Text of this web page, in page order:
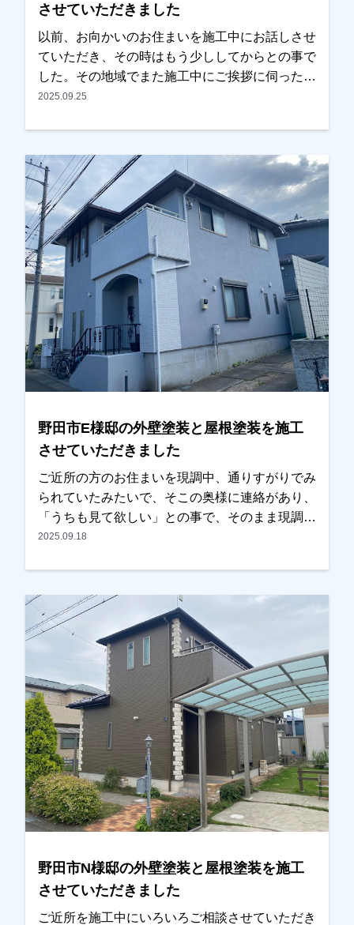
す。
させていただきました
以前、お向かいのお住まいを施工中にお話しさせ
ていただき、その時はもう少ししてからとの事で
した。その地域でまた施工中にご挨拶に伺ったと
ころ、ちょうどそろそろやろうかと思っていたと
り、仕上りと職人の仕事ぶりは以前の時から見て
いただいていたとの事で、内容と金額も考えてい
たくらいとの事でＯＫを頂き任せていただけまし
た。色については、あまりイメージを変えたくな
いとの事で、元の色に近いものをご提案させてい
ただきました。またお気にされている部分も打ち
合わせを重ねて解消し、仕上りにつきましても問
題ないとのことで、綺麗になったと非常に喜んで
いただけました。本当にありがとうございまし
た。越谷市、春日部市、野田市、吉川市、草加市
またその他地域でも外壁塗装をお考えのお客様、
まずはご相談からでも大丈夫です！ 現地調査、
お見積りはもちろん無料にて行っております。ま
り扱っておりますので、ご遠慮なくお申しつけく
ださい。おまちしております。
2025.09.25
野田市E様邸の外壁塗装と屋根塗装を施工
させていただきました
ご近所の方のお住まいを現調中、通りすがりでみ
られていたみたいで、そこの奥様に連絡があり、
「うちも見て欲しい」との事で、そのまま現調を
させていただきました。以前の違う業者で見積も
同士がお友達みたいで、「〇〇さんが考えている
なら一緒に」との話になり、ご検討いただくこと
になりました。お見積りの他に、カラーシミレー
ションも提案し、その中の一つが気にいったとの
事でした。金額も前回業者と比べても、内容・金
額ともに考えていた通りとの事で、任せていただ
きました。施工後、仕上がった外壁と周りとのバ
ランスよく、感動したとまで言っていただき、喜
んでいただけました。本当にありがとうございま
した。越谷市、春日部市、野田市、吉川市、草加
市またその他地域でも外壁塗装をお考えのお客
様、まずはご相談からでも大丈夫です！現地調
査、お見積りはもちろん無料にて行っておりま
ンも取り扱っておりますので、ご遠慮なくお申し
つけください！お待ちしております！
2025.09.18
野田市N様邸の外壁塗装と屋根塗装を施工
させていただきました
ご近所を施工中にいろいろご相談させていただき